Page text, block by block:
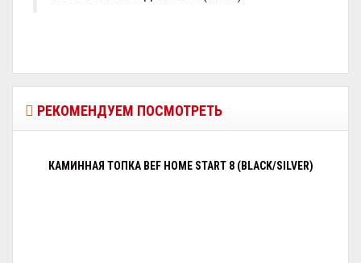
РЕКОМЕНДУЕМ ПОСМОТРЕТЬ
КАМИННАЯ ТОПКА BEF HOME START 8 (BLACK/SILVER)